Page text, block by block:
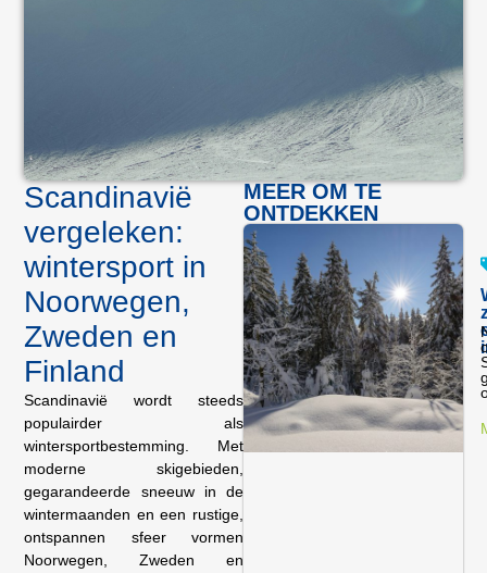
Scandinavië
vergeleken:
wintersport in
Noorwegen,
Zweden en
Finland
Scandinavië wordt steeds
populairder als
wintersportbestemming. Met
moderne skigebieden,
gegarandeerde sneeuw in de
wintermaanden en een rustige,
ontspannen sfeer vormen
Noorwegen, Zweden en
MEER OM TE
ONTDEKKEN